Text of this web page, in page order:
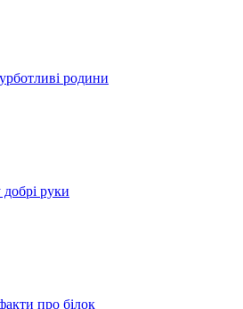
родини
руки
про білок